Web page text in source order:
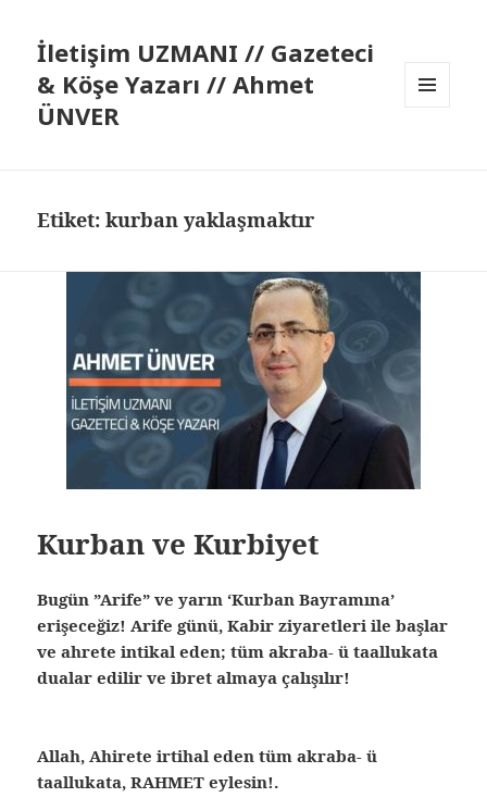
İletişim UZMANI // Gazeteci
& Köşe Yazarı // Ahmet
ÜNVER
Etiket:kurban yaklaşmaktır
Kurban ve Kurbiyet
Bugün ”Arife” ve yarın ‘Kurban Bayramına’
erişeceğiz! Arife günü, Kabir ziyaretleri ile başlar
ve ahrete intikal eden; tüm akraba- ü taallukata
dualar edilir ve ibret almaya çalışılır!
Allah, Ahirete irtihal eden tüm akraba- ü
taallukata, RAHMET eylesin!.